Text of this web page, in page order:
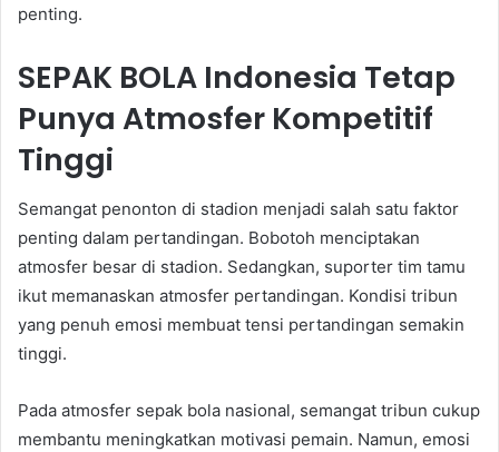
penting.
SEPAK BOLA Indonesia Tetap
Punya Atmosfer Kompetitif
Tinggi
Semangat penonton di stadion menjadi salah satu faktor
penting dalam pertandingan. Bobotoh menciptakan
atmosfer besar di stadion. Sedangkan, suporter tim tamu
ikut memanaskan atmosfer pertandingan. Kondisi tribun
yang penuh emosi membuat tensi pertandingan semakin
tinggi.
Pada atmosfer sepak bola nasional, semangat tribun cukup
membantu meningkatkan motivasi pemain. Namun, emosi